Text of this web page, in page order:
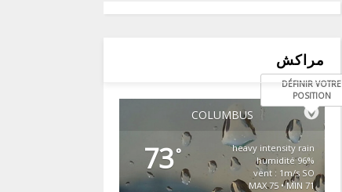
مراكش
COLUMBUS
DÉFINIR VOTRE
POSITION
73°
heavy intensity rain
96% humidité
vent : 1m/s SO
MAX 75 • MIN 71